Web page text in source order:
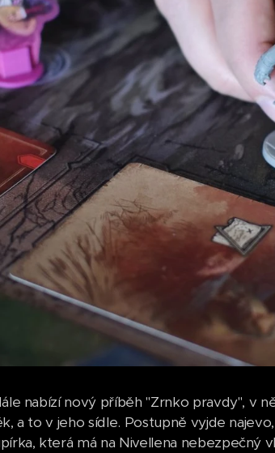
nabízí nový příběh "Zrnko pravdy", v
a to v jeho sídle. Postupně vyjde
která má na Nivellena nebezpečný